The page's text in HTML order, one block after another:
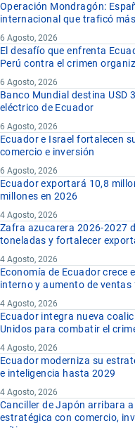
Operación Mondragón:
internacional que traficó
6 Agosto, 2026
El desafío que enfrenta
Perú contra el crimen
6 Agosto, 2026
Banco Mundial destina USD
eléctrico de Ecuador
6 Agosto, 2026
Ecuador e Israel fortalecen
comercio e inversión
6 Agosto, 2026
Ecuador exportará 10,8
millones en 2026
4 Agosto, 2026
Zafra azucarera 2026-2027
toneladas y fortalecer
4 Agosto, 2026
Economía de Ecuador crece
interno y aumento de ventas
4 Agosto, 2026
Ecuador integra nueva
Unidos para combatir el
4 Agosto, 2026
Ecuador moderniza su
e inteligencia hasta 2029
4 Agosto, 2026
Canciller de Japón arribara
estratégica con comercio,